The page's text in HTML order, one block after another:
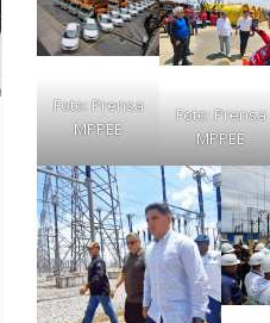
Foto: Prensa
MPPEE
Foto: Prensa
MPPEE